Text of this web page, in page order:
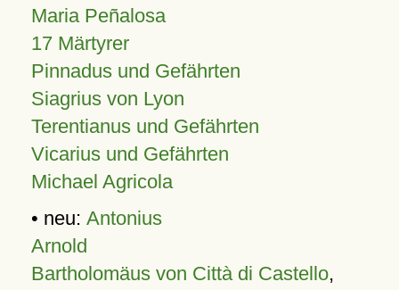
Maria Peñalosa
17 Märtyrer
Pinnadus und Gefährten
Siagrius von Lyon
Terentianus und Gefährten
Vicarius und Gefährten
Michael Agricola
• neu: Antonius
Arnold
Bartholomäus von Città di Castello,